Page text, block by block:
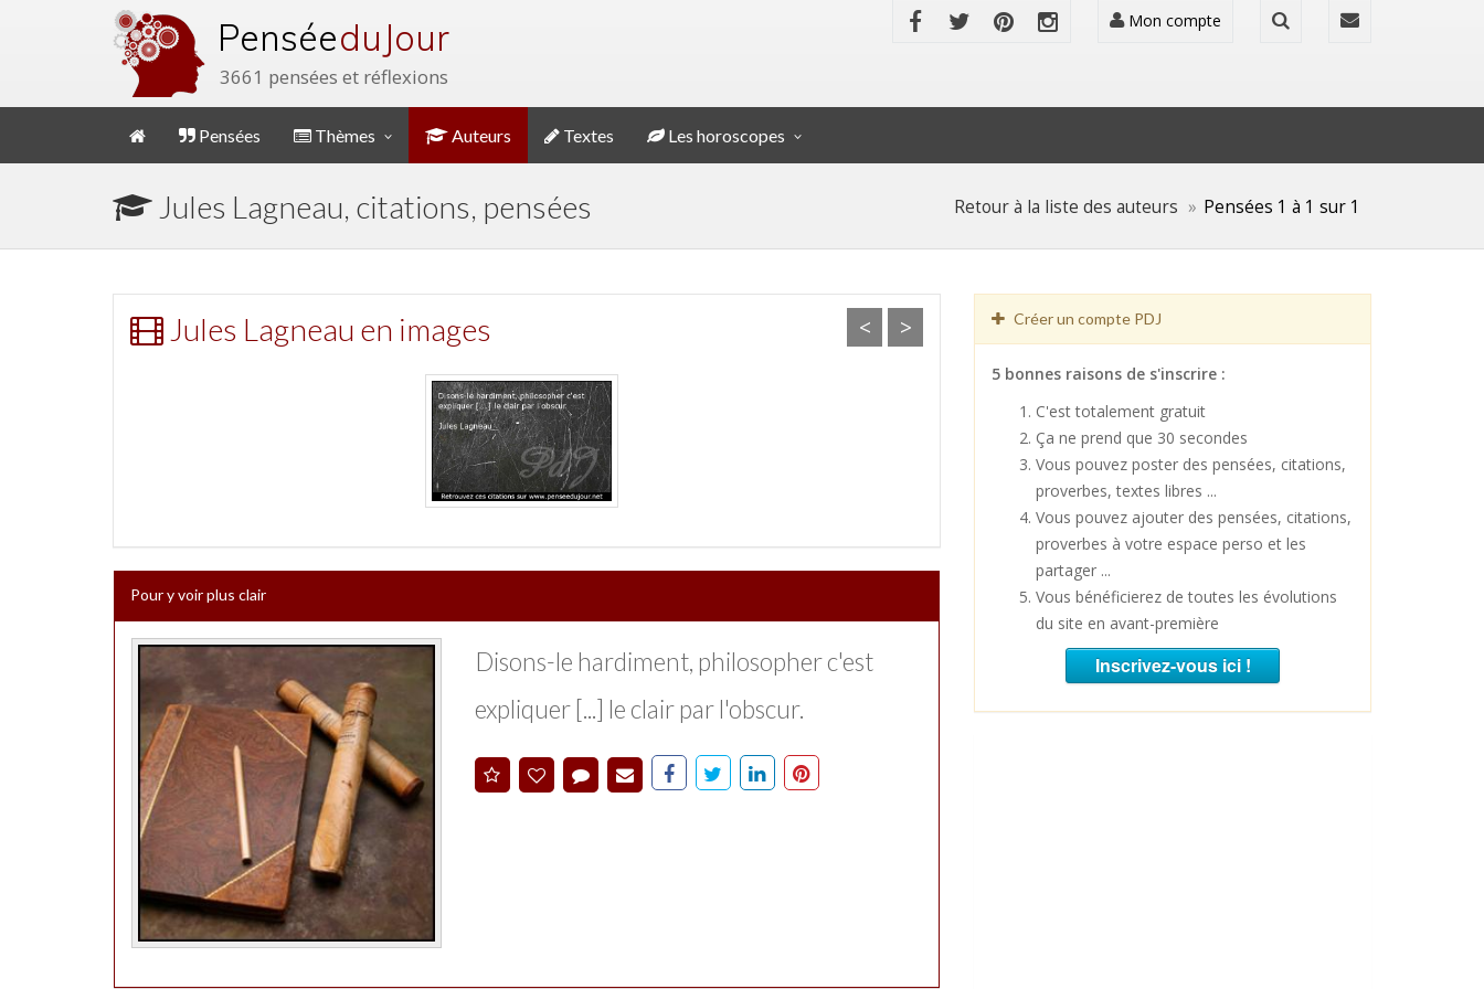
Penséedu Jour
3661 pensées et réflexions
Mon compte
Pensées Thèmes Auteurs Textes Les horoscopes
Jules Lagneau, citations, pensées Retour à la liste des auteurs Pensées 1 à 1 sur 1
Jules Lagneau en images < >
Pour y voir plus clair
Disons-le hardiment, philosopher c'est
expliquer [...] le clair par l'obscur.
Créer un compte PDJ
5 bonnes raisons de s'inscrire :
C'est totalement gratuit
Ça ne prend que 30 secondes
Vous pouvez poster des pensées, citations,
proverbes, textes libres ...
Vous pouvez ajouter des pensées, citations,
proverbes à votre espace perso et les
partager ...
Vous bénéficierez de toutes les évolutions
du site en avant-première
Inscrivez-vous ici !